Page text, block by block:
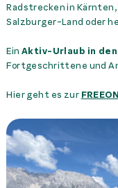
Radstrecken in
Salzburger-Land oder
EinAktiv-Urlaub in den
Fortgeschrittene und
Hier geht es zur